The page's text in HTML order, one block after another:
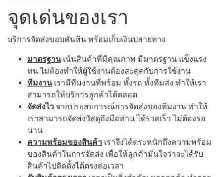
จุดเด่นของเรา
บริการจัดส่งขอบคันหิน พร้อมเก็บเงินปลายทาง
มาตรฐานเน้นสินค้าที่มีคุณภาพ มีมาตรฐาน แข็งแรง
ทน ไม่ต้องทำให้ผู้ใช้งานต้องสะดุดกับการใช้งาน
ทีมงานเรามีทีมงานที่พร้อม ทั้งรถ ทั้งทีมส่ง ทำให้เรา
สามารถให้บริการลูกค้าได้ตลอด
จัดส่งไว จากประสบการณ์การจัดส่งของทีมงาน ทำให้
เราสามารถจัดส่งวัสดุถึงมือท่าน ได้รวดเร็ว ไม่ต้องรอ
นาน
ความพร้อมของสินค้า เราจึงได้ตระหนักถึงความพร้อม
ของสินค้าในการจัดส่ง เพื่อให้ลูกค้ามั่นใจว่าจะได้รับ
สินค้าไปติดตั้งได้ตรงต่อเวลา